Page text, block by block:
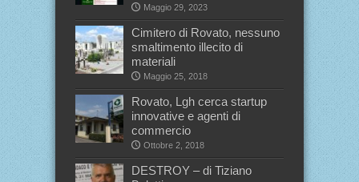
Maggio 29, 2023
Cimitero di Rovato, nessuno
smaltimento illecito di
materiali
Maggio 25, 2018
Rovato, Lgh cerca startup
innovative e agenti di
commercio
Ottobre 2, 2018
DESTROY – di Tiziano